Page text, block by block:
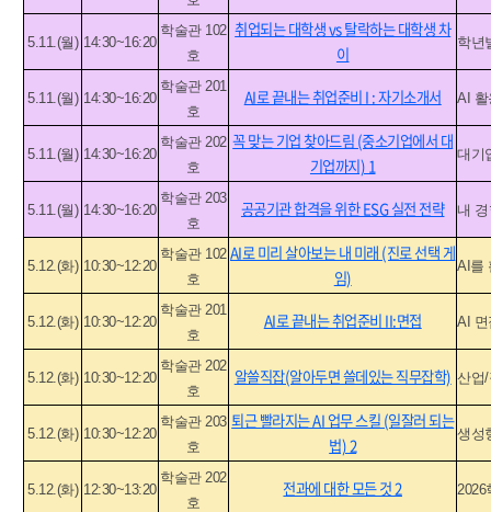
5.11.(월) 14:30~16:20
학술관 102
호
취업되는 대학생 vs 탈락하는 대학생 차
이
학년
5.11.(월) 14:30~16:20
학술관 201
호
AI로 끝내는 취업준비 I : 자기소개서 AI 활
5.11.(월) 14:30~16:20
학술관 202
호
꼭 맞는 기업 찾아드림 (중소기업에서 대
기업까지) 1
대기
5.11.(월) 14:30~16:20
학술관 203
호
공공기관 합격을 위한 ESG 실전 전략 내
5.12.(화) 10:30~12:20
학술관 102
호
AI로 미리 살아보는 내 미래 (진로 선택 게
임)
AI를
5.12.(화) 10:30~12:20
학술관 201
호
AI로 끝내는 취업준비 II:면접 AI 면
5.12.(화) 10:30~12:20
학술관 202
호
알쓸직잡(알아두면 쓸데있는 직무잡학) 산업
5.12.(화) 10:30~12:20
학술관 203
호
퇴근 빨라지는 AI 업무 스킬 (일잘러 되는
법) 2
생성
5.12.(화) 12:30~13:20
학술관 202
호
전과에 대한 모든 것 2